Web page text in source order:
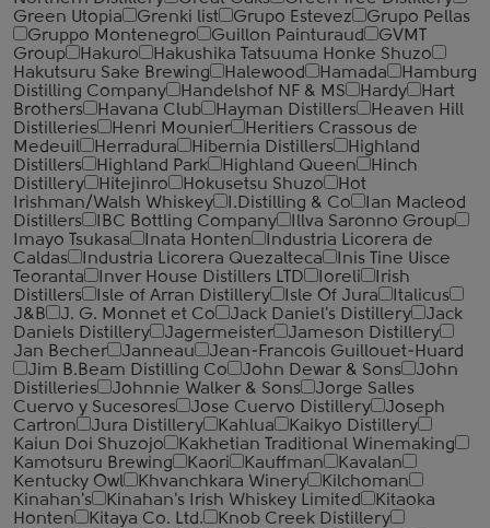
Green Utopia
Grenki list Grupo Estevez
Grupo Pellas
Gruppo Montenegro
Guillon Painturaud
GVMT
Group
Hakuro
Hakushika Tatsuuma Honke Shuzo
Hakutsuru Sake Brewing
Halewood Hamada
Hamburg
Distilling Company
Handelshof NF & MS Hardy
Hart
Brothers
Havana Club Hayman Distillers
Heaven Hill
Distilleries
Henri Mounier
Heritiers Crassous de
Medeuil
Herradura Hibernia Distillers
Highland
Distillers
Highland Park Highland Queen
Hinch
Distillery
Hitejinro Hokusetsu Shuzo
Hot
Irishman/Walsh Whiskey
I.Distilling & Co
Ian Macleod
Distillers
IBC Bottling Company
Illva Saronno Group
Imayo Tsukasa
Inata Honten
Industria Licorera de
Caldas
Industria Licorera Quezalteca
Inis Tine Uisce
Teoranta
Inver House Distillers LTD Ioreli
Irish
Distillers
Isle of Arran Distillery Isle Of Jura
Italicus
J&B
J. G. Monnet et Co Jack Daniel's Distillery
Jack
Daniels Distillery
Jagermeister
Jameson Distillery
Jan Becher
Janneau
Jean-Francois Guillouet-Huard
Jim B.Beam Distilling Co
John Dewar & Sons
John
Distilleries
Johnnie Walker & Sons
Jorge Salles
Cuervo y Sucesores
Jose Cuervo Distillery
Joseph
Cartron
Jura Distillery Kahlua
Kaikyo Distillery
Kaiun Doi Shuzojo
Kakhetian Traditional Winemaking
Kamotsuru Brewing
Kaori Kauffman
Kavalan
Kentucky Owl
Khvanchkara Winery
Kilchoman
Kinahan's
Kinahan's Irish Whiskey Limited
Kitaoka
Honten
Kitaya Co. Ltd.
Knob Creek Distillery